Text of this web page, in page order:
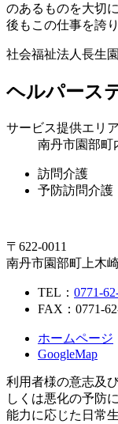
のあるものを大切
後もこの仕事を誇
社会福祉法人長生園
ヘルパース
サービス提供エリア
南丹市園部町
訪問介護
予防訪問介護
〒622-0011
南丹市園部町上木
TEL： 0771-
FAX：0771-
ホームページ
GoogleMap
利用者様の意志及
しくは悪化の予防
能力に応じた日常